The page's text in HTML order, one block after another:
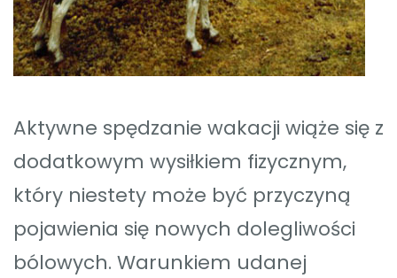
Aktywne spędzanie wakacji wiąże się z
dodatkowym wysiłkiem fizycznym,
który niestety może być przyczyną
pojawienia się nowych dolegliwości
bólowych. Warunkiem udanej